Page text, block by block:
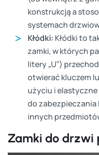
konstrukcją a
systemach
Kłódki: Kłódki to
zamki, w których
litery „U”)
otwierać kluczem
użyciu i
do zabezpieczania
innych
Zamki do drzwi